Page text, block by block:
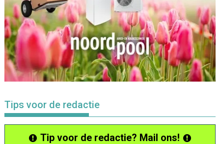
Tips voor de redactie
Tip voor de redactie? Mail ons!